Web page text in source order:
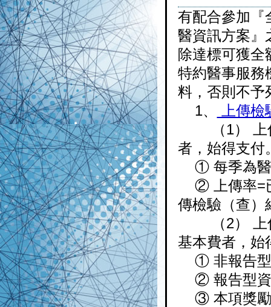
有配合參加『
醫資訊方案』
除達標可獲全
特約醫事服務
料，否則不予
1、
上傳檢
（1） 上傳
者，始得支付
① 每季為醫
② 上傳率=
傳檢驗（查）
（2） 上傳
基本費者，始
① 非報告型
② 報告型資
③ 本項獎勵